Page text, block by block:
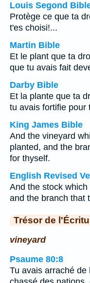
Louis Segond
Protège ce que ta
t'es choisi!...
Martin Bible
Et le plant que ta
que tu avais fait
Darby Bible
Et la plante que ta
tu avais fortifie pour
King James Bible
And the vineyard
planted, and the
for thyself.
English Revised
And the stock
and the branch that
Trésor de
vineyard
Psaume 80:8
Tu avais arraché de